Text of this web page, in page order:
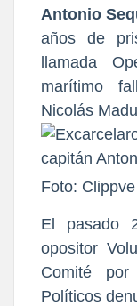
Antonio
años de
llamada
marítimo
Nicolás
Foto: Clippve
El pasado
opositor
Comité
Políticos